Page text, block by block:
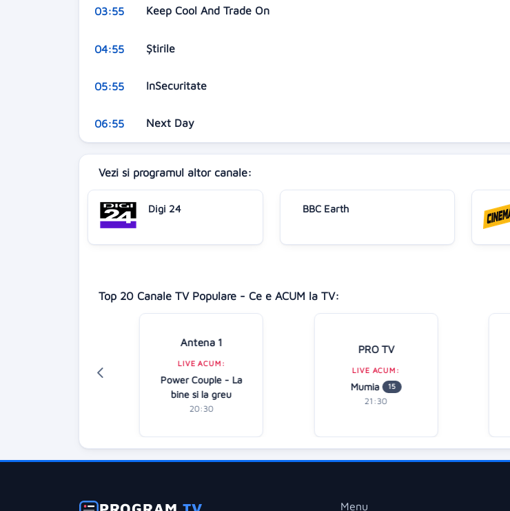
03:55 Keep Cool And Trade On
04:55 Știrile
05:55 InSecuritate
06:55 Next Day
Vezi si programul altor canale:
Digi 24 BBC Earth
Top 20 Canale TV Populare - Ce e ACUM la TV:
Antena 1
LIVE ACUM:
Power Couple - La
bine si la greu
20:30
PRO TV
LIVE ACUM:
Mumia 15
21:30
Menu